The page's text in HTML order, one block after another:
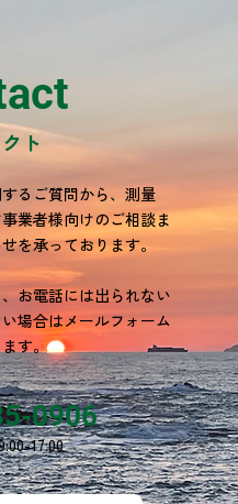
ト
るご質問から、測量
業者様向けのご相談ま
を承っております。
お電話には出られない
場合はメールフォーム
す。
0906
17:00